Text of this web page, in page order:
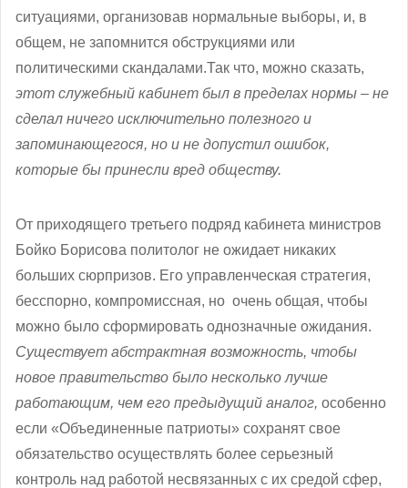
ситуациями, организовав нормальные выборы, и, в
общем, не запомнится обструкциями или
политическими скандалами.Так что, можно сказать,
этот служебный кабинет был в пределах нормы – не
сделал ничего исключительно полезного и
запоминающегося, но и не допустил ошибок,
которые бы принесли вред обществу.
От приходящего третьего подряд кабинета министров
Бойко Борисова политолог не ожидает никаких
больших сюрпризов. Его управленческая стратегия,
бесспорно, компромиссная, но очень общая, чтобы
можно было сформировать однозначные ожидания.
Существует абстрактная возможность, чтобы
новое правительство было несколько лучше
работающим, чем его предыдущий аналог, особенно
если «Объединенные патриоты» сохранят свое
обязательство осуществлять более серьезный
контроль над работой несвязанных с их средой сфер,